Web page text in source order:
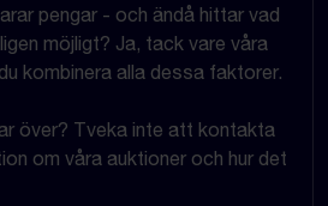
pengar - och ändå hittar vad
möjligt? Ja, tack vare våra
kombinera alla dessa faktorer.
över? Tveka inte att kontakta
om våra auktioner och hur det